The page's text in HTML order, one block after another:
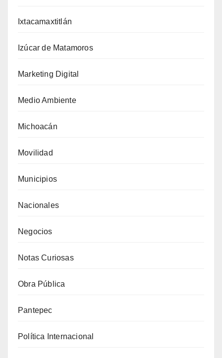
Ixtacamaxtitlán
Izúcar de Matamoros
Marketing Digital
Medio Ambiente
Michoacán
Movilidad
Municipios
Nacionales
Negocios
Notas Curiosas
Obra Pública
Pantepec
Política Internacional